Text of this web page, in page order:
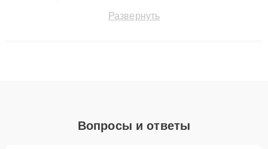
сохранением гарантии до 3 лет. Наши мастера решают
Развернуть
Вопросы и ответы